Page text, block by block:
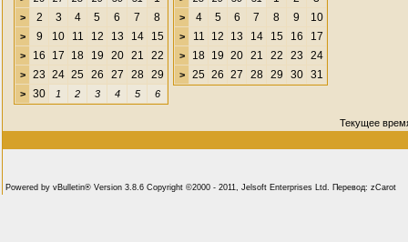
> 2 3 4 5 6 7 8
> 9 10 11 12 13 14 15
> 16 17 18 19 20 21 22
> 23 24 25 26 27 28 29
> 30 1 2 3 4 5 6
> 4 5 6 7 8 9 10
> 11 12 13 14 15 16 17
> 18 19 20 21 22 23 24
> 25 26 27 28 29 30 31
Текущее
Powered by vBulletin® Version 3.8.6 Copyright ©2000 - 2011, Jelsoft Enterprises Ltd. Перевод: zCarot